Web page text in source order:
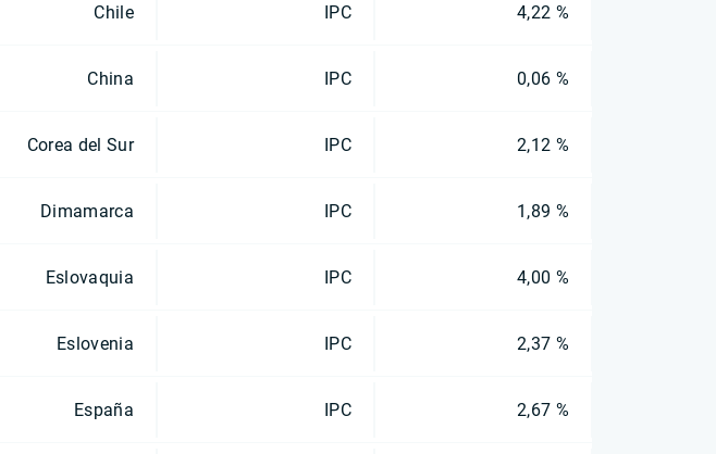
Chile IPC 4,22 %
China IPC 0,06 %
Corea del Sur IPC 2,12 %
Dimamarca IPC 1,89 %
Eslovaquia IPC 4,00 %
Eslovenia IPC 2,37 %
España IPC 2,67 %